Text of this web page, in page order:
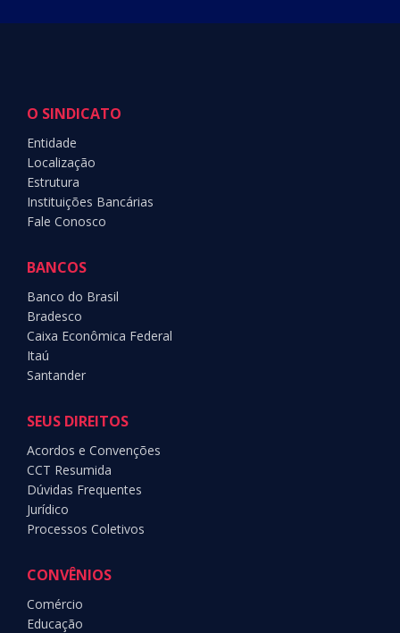
O SINDICATO
Entidade
Localização
Estrutura
Instituições Bancárias
Fale Conosco
BANCOS
Banco do Brasil
Bradesco
Caixa Econômica Federal
Itaú
Santander
SEUS DIREITOS
Acordos e Convenções
CCT Resumida
Dúvidas Frequentes
Jurídico
Processos Coletivos
CONVÊNIOS
Comércio
Educação